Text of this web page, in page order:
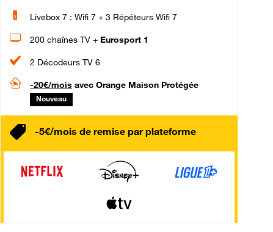
Livebox 7 : Wifi 7 + 3 Répéteurs Wifi 7
200 chaînes TV + Eurosport 1
2 Décodeurs TV 6
-20€/mois avec Orange Maison Protégée
Nouveau
-5€/mois de remise par plateforme